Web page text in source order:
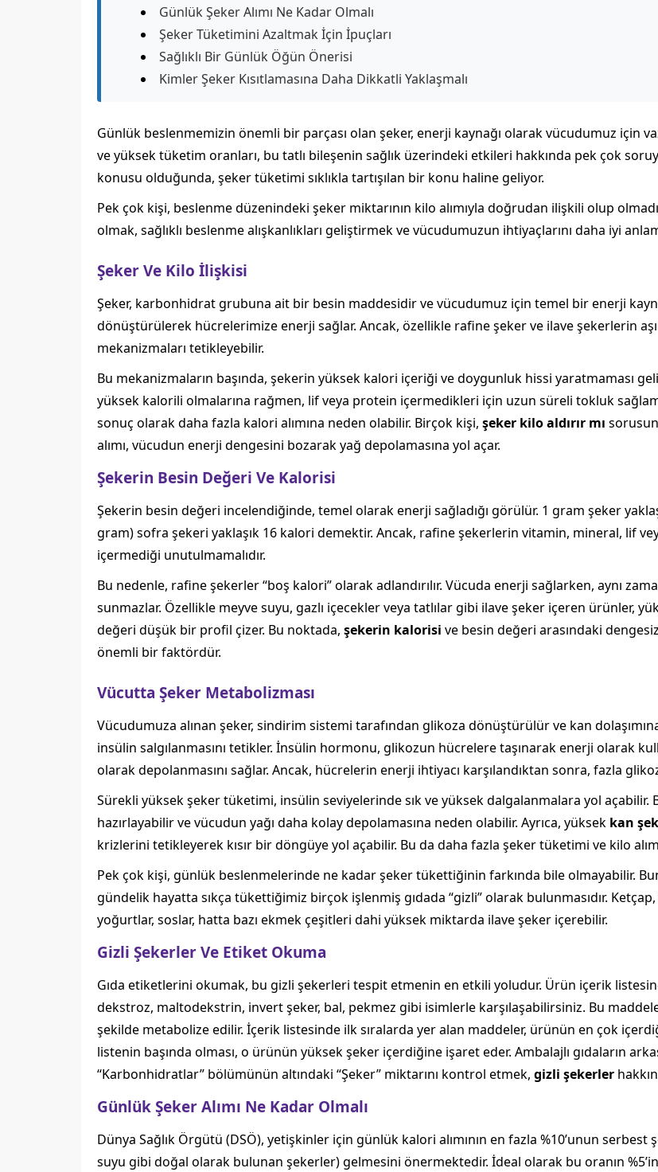
Günlük Şeker Alımı Ne Kadar Olmalı
Şeker Tüketimini Azaltmak İçin İpuçları
Sağlıklı Bir Günlük Öğün Önerisi
Kimler Şeker Kısıtlamasına Daha Dikkatli Yaklaşmalı
Günlük beslenmemizin önemli bir parçası olan şeker, enerji kaynağı olarak vücudumuz için
ve yüksek tüketim oranları, bu tatlı bileşenin sağlık üzerindeki etkileri hakkında pek çok
konusu olduğunda, şeker tüketimi sıklıkla tartışılan bir konu haline geliyor.
Pek çok kişi, beslenme düzenindeki şeker miktarının kilo alımıyla doğrudan ilişkili olup
olmak, sağlıklı beslenme alışkanlıkları geliştirmek ve vücudumuzun ihtiyaçlarını daha iyi
Şeker Ve Kilo İlişkisi
Şeker, karbonhidrat grubuna ait bir besin maddesidir ve vücudumuz için temel bir enerji
dönüştürülerek hücrelerimize enerji sağlar. Ancak, özellikle rafine şeker ve ilave şekerlerin
mekanizmaları tetikleyebilir.
Bu mekanizmaların başında, şekerin yüksek kalori içeriği ve doygunluk hissi yaratmaması
yüksek kalorili olmalarına rağmen, lif veya protein içermedikleri için uzun süreli tokluk
sonuç olarak daha fazla kalori alımına neden olabilir. Birçok kişi, şeker kilo aldırır mı
alımı, vücudun enerji dengesini bozarak yağ depolamasına yol açar.
Şekerin Besin Değeri Ve Kalorisi
Şekerin besin değeri incelendiğinde, temel olarak enerji sağladığı görülür. 1 gram şeker
gram) sofra şekeri yaklaşık 16 kalori demektir. Ancak, rafine şekerlerin vitamin, mineral, lif
içermediği unutulmamalıdır.
Bu nedenle, rafine şekerler “boş kalori” olarak adlandırılır. Vücuda enerji sağlarken, aynı
sunmazlar. Özellikle meyve suyu, gazlı içecekler veya tatlılar gibi ilave şeker içeren ürünler,
değeri düşük bir profil çizer. Bu noktada, şekerin kalorisi ve besin değeri arasındaki
önemli bir faktördür.
Vücutta Şeker Metabolizması
Vücudumuza alınan şeker, sindirim sistemi tarafından glikoza dönüştürülür ve kan
insülin salgılanmasını tetikler. İnsülin hormonu, glikozun hücrelere taşınarak enerji olarak
olarak depolanmasını sağlar. Ancak, hücrelerin enerji ihtiyacı karşılandıktan sonra, fazla
Sürekli yüksek şeker tüketimi, insülin seviyelerinde sık ve yüksek dalgalanmalara yol
hazırlayabilir ve vücudun yağı daha kolay depolamasına neden olabilir. Ayrıca, yüksek kan
krizlerini tetikleyerek kısır bir döngüye yol açabilir. Bu da daha fazla şeker tüketimi ve kilo
Pek çok kişi, günlük beslenmelerinde ne kadar şeker tükettiğinin farkında bile olmayabilir.
gündelik hayatta sıkça tükettiğimiz birçok işlenmiş gıdada “gizli” olarak bulunmasıdır.
yoğurtlar, soslar, hatta bazı ekmek çeşitleri dahi yüksek miktarda ilave şeker içerebilir.
Gizli Şekerler Ve Etiket Okuma
Gıda etiketlerini okumak, bu gizli şekerleri tespit etmenin en etkili yoludur. Ürün içerik
dekstroz, maltodekstrin, invert şeker, bal, pekmez gibi isimlerle karşılaşabilirsiniz. Bu
şekilde metabolize edilir. İçerik listesinde ilk sıralarda yer alan maddeler, ürünün en çok
listenin başında olması, o ürünün yüksek şeker içerdiğine işaret eder. Ambalajlı gıdaların
“Karbonhidratlar” bölümünün altındaki “Şeker” miktarını kontrol etmek, gizli şekerler
Günlük Şeker Alımı Ne Kadar Olmalı
Dünya Sağlık Örgütü (DSÖ), yetişkinler için günlük kalori alımının en fazla %10’unun
suyu gibi doğal olarak bulunan şekerler) gelmesini önermektedir. İdeal olarak bu oranın